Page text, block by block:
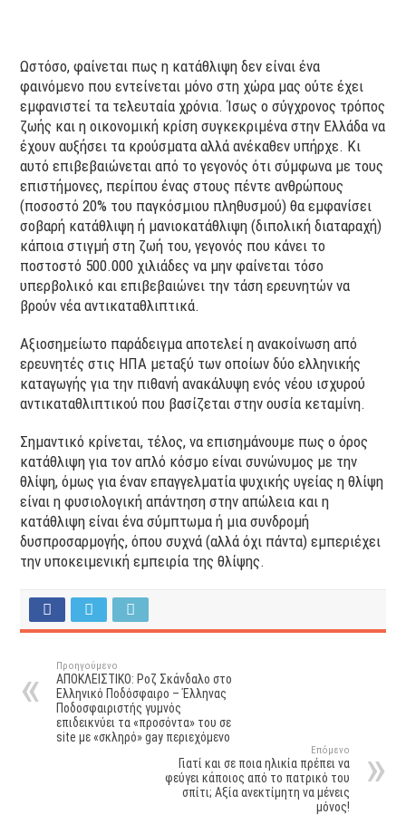
Ωστόσο, φαίνεται πως η κατάθλιψη δεν είναι ένα
φαινόμενο που εντείνεται μόνο στη χώρα μας ούτε έχει
εμφανιστεί τα τελευταία χρόνια. Ίσως ο σύγχρονος τρόπος
ζωής και η οικονομική κρίση συγκεκριμένα στην Ελλάδα να
έχουν αυξήσει τα κρούσματα αλλά ανέκαθεν υπήρχε. Κι
αυτό επιβεβαιώνεται από το γεγονός ότι σύμφωνα με τους
επιστήμονες, περίπου ένας στους πέντε ανθρώπους
(ποσοστό 20% του παγκόσμιου πληθυσμού) θα εμφανίσει
σοβαρή κατάθλιψη ή μανιοκατάθλιψη (διπολική διαταραχή)
κάποια στιγμή στη ζωή του, γεγονός που κάνει το
ποστοστό 500.000 χιλιάδες να μην φαίνεται τόσο
υπερβολικό και επιβεβαιώνει την τάση ερευνητών να
βρούν νέα αντικαταθλιπτικά.
Αξιοσημείωτο παράδειγμα αποτελεί η ανακοίνωση από
ερευνητές στις ΗΠΑ μεταξύ των οποίων δύο ελληνικής
καταγωγής για την πιθανή ανακάλυψη ενός νέου ισχυρού
αντικαταθλιπτικού που βασίζεται στην ουσία κεταμίνη.
Σημαντικό κρίνεται, τέλος, να επισημάνουμε πως ο όρος
κατάθλιψη για τον απλό κόσμο είναι συνώνυμος με την
θλίψη, όμως για έναν επαγγελματία ψυχικής υγείας η θλίψη
είναι η φυσιολογική απάντηση στην απώλεια και η
κατάθλιψη είναι ένα σύμπτωμα ή μια συνδρομή
δυσπροσαρμογής, όπου συχνά (αλλά όχι πάντα) εμπεριέχει
την υποκειμενική εμπειρία της θλίψης.
Προηγούμενο
ΑΠΟΚΛΕΙΣΤΙΚΟ: Ροζ Σκάνδαλο στο
Ελληνικό Ποδόσφαιρο – Έλληνας
Ποδοσφαιριστής γυμνός
επιδεικνύει τα «προσόντα» του σε
site με «σκληρό» gay περιεχόμενο
Επόμενο
Γιατί και σε ποια ηλικία πρέπει να
φεύγει κάποιος από το πατρικό του
σπίτι; Αξία ανεκτίμητη να μένεις
μόνος!